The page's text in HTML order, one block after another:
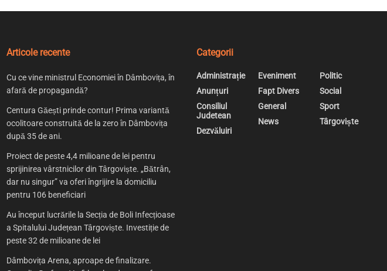
Articole recente
Cu ce vine ministrul Economiei în Dâmbovița, în
afară de propagandă?
Centura Găești prinde contur! Prima variantă
ocolitoare construită de la zero în Dâmbovița
după 35 de ani.
Proiect de peste 4,4 milioane de lei pentru
sprijinirea vârstnicilor din Târgoviște. „Bătrân,
dar nu singur” va oferi îngrijire la domiciliu
pentru 106 beneficiari
Au început lucrările la Secția de Boli Infecțioase
a Spitalului Județean Târgoviște. Investiție de
peste 32 de milioane de lei
Dâmbovița Arena, aproape de finalizare.
Categorii
Administrație
Anunțuri
Consiliul
Judetean
Dezvăluiri
Eveniment
Fapt Divers
General
News
Politic
Social
Sport
Târgoviște